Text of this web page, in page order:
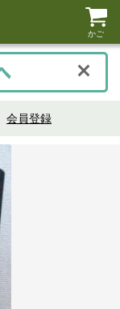
かご
会員登録